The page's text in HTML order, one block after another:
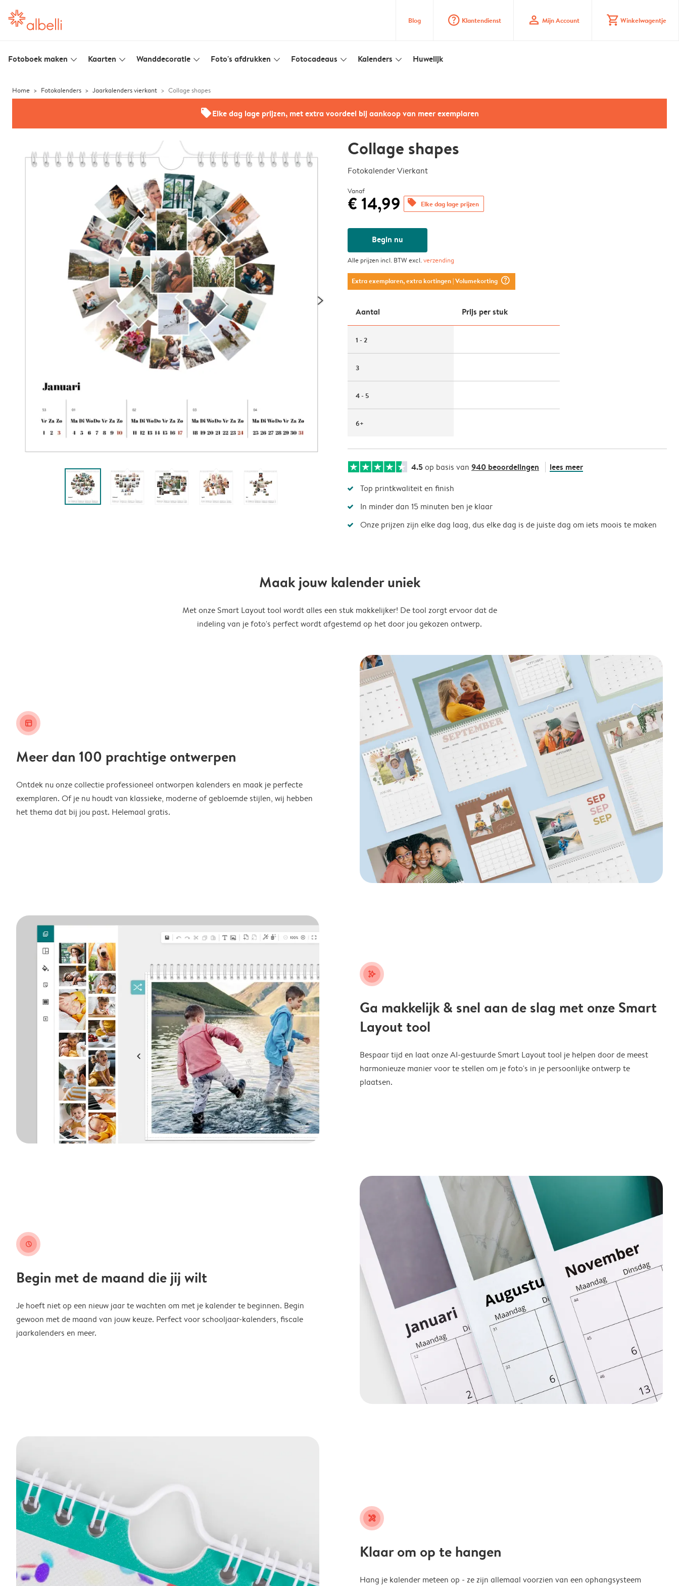
Blog question_mark_circle Klantendienst profile Mijn Account shopping_cart Winkelwagentje
Fotoboek maken slim_arrow_down Kaarten slim_arrow_down Wanddecoratie slim_arrow_down Foto's afdrukken slim_arrow_down Fotocadeaus slim_arrow_down Kalenders slim_arrow_down Huwelijk
Home Fotokalenders Jaarkalenders vierkant Collage shapes
offersElke dag lage prijzen, met extra voordeel bij aankoop van meer exemplaren
Collage shapes
Fotokalender Vierkant
Vanaf
€ 14,99 offers Elke dag lage prijzen
Begin nu
Alle prijzen incl. BTW excl.verzending
Extra exemplaren, extra kortingen| Volumekorting question_mark_circle
Aantal Prijs per stuk
1 - 2
3
4 - 5
6+
4.5op basis van 940 beoordelingen lees meer
Top printkwaliteit en finish
In minder dan 15 minuten ben je klaar
Onze prijzen zijn elke dag laag, dus elke dag is de juiste dag om iets moois te maken
Maak jouw kalender uniek
Met onze Smart Layout tool wordt alles een stuk makkelijker! De tool zorgt ervoor dat de
indeling van je foto's perfect wordt afgestemd op het door jou gekozen ontwerp.
layout_alt
Meer dan 100 prachtige ontwerpen
Ontdek nu onze collectie professioneel ontworpen kalenders en maak je perfecte
exemplaren. Of je nu houdt van klassieke, moderne of gebloemde stijlen, wij hebben
het thema dat bij jou past. Helemaal gratis.
stars_plus
Ga makkelijk & snel aan de slag met onze Smart
Layout tool
Bespaar tijd en laat onze AI-gestuurde Smart Layout tool je helpen door de meest
harmonieuze manier voor te stellen om je foto's in je persoonlijke ontwerp te
plaatsen.
clock
Begin met de maand die jij wilt
Je hoeft niet op een nieuw jaar te wachten om met je kalender te beginnen. Begin
gewoon met de maand van jouw keuze. Perfect voor schooljaar-kalenders, fiscale
jaarkalenders en meer.
tools
Klaar om op te hangen
Hang je kalender meteen op - ze zijn allemaal voorzien van een ophangsysteem